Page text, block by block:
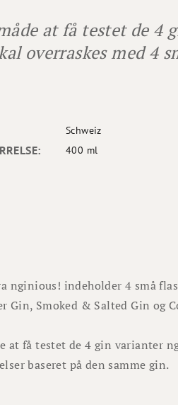
at få testet de
overraskes med 4
Schweiz
400 ml
nginious! indeholder 4 små
Gin, Smoked & Salted Gin og
at få testet de 4 gin varianter
baseret på den samme gin.